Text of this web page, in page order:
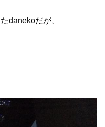
danekoだが、